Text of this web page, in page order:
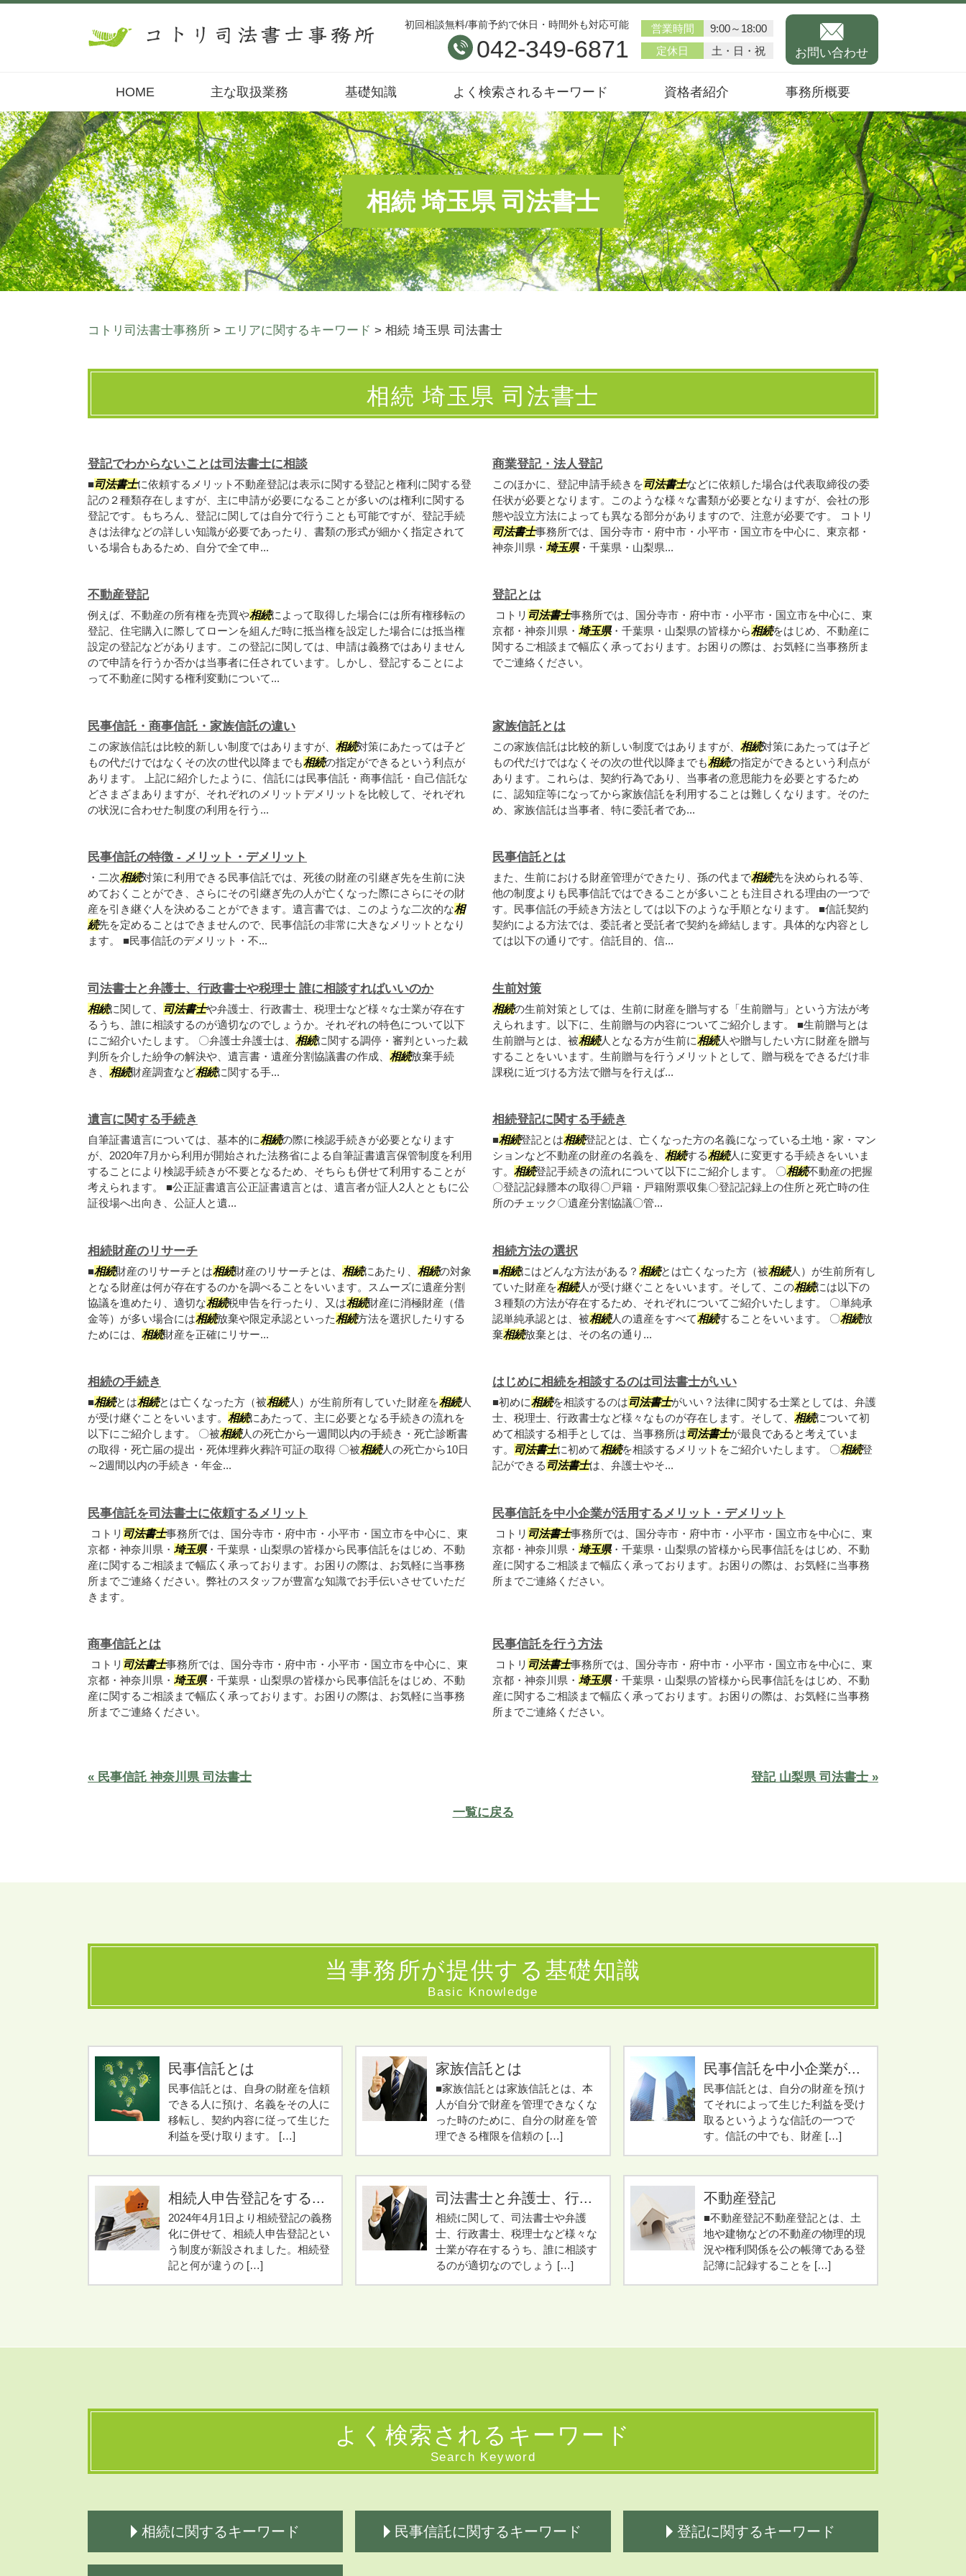
相続 埼玉県 司法書士
初回相談無料/事前予約で休日・時間外も対応可能
042-349-6871
営業時間
9:00～18:00
定休日
土・日・祝 お問い合わせ
HOME 主な取扱業務 基礎知識 よく検索されるキーワード 資格者紹介 事務所概要
コトリ司法書士事務所 > エリアに関するキーワード > 相続 埼玉県 司法書士
相続 埼玉県 司法書士
登記でわからないことは司法書士に相談
■司法書士に依頼するメリット不動産登記は表示に関する登記と権利に関する登
記の２種類存在しますが、主に申請が必要になることが多いのは権利に関する
登記です。もちろん、登記に関しては自分で行うことも可能ですが、登記手続
きは法律などの詳しい知識が必要であったり、書類の形式が細かく指定されて
いる場合もあるため、自分で全て申...
商業登記・法人登記
このほかに、登記申請手続きを司法書士などに依頼した場合は代表取締役の委
任状が必要となります。このような様々な書類が必要となりますが、会社の形
態や設立方法によっても異なる部分がありますので、注意が必要です。 コトリ
司法書士事務所では、国分寺市・府中市・小平市・国立市を中心に、東京都・
神奈川県・ 埼玉県・千葉県・山梨県...
不動産登記
例えば、不動産の所有権を売買や相続によって取得した場合には所有権移転の
登記、住宅購入に際してローンを組んだ時に抵当権を設定した場合には抵当権
設定の登記などがあります。この登記に関しては、申請は義務ではありません
ので申請を行うか否かは当事者に任されています。しかし、登記することによ
って不動産に関する権利変動について...
登記とは
コトリ 司法書士事務所では、国分寺市・府中市・小平市・国立市を中心に、東
京都・神奈川県・ 埼玉県・千葉県・山梨県の皆様から相続をはじめ、不動産に
関するご相談まで幅広く承っております。お困りの際は、お気軽に当事務所ま
でご連絡ください。
民事信託・商事信託・家族信託の違い
この家族信託は比較的新しい制度ではありますが、 相続対策にあたっては子ど
もの代だけではなくその次の世代以降までも相続の指定ができるという利点が
あります。 上記に紹介したように、信託には民事信託・商事信託・自己信託な
どさまざまありますが、それぞれのメリットデメリットを比較して、それぞれ
の状況に合わせた制度の利用を行う...
家族信託とは
この家族信託は比較的新しい制度ではありますが、 相続対策にあたっては子ど
もの代だけではなくその次の世代以降までも相続の指定ができるという利点が
あります。これらは、契約行為であり、当事者の意思能力を必要とするため
に、認知症等になってから家族信託を利用することは難しくなります。そのた
め、家族信託は当事者、特に委託者であ...
民事信託の特徴 - メリット・デメリット
・二次相続対策に利用できる民事信託では、死後の財産の引継ぎ先を生前に決
めておくことができ、さらにその引継ぎ先の人が亡くなった際にさらにその財
産を引き継ぐ人を決めることができます。遺言書では、このような二次的な相
続先を定めることはできませんので、民事信託の非常に大きなメリットとなり
ます。 ■民事信託のデメリット・不...
民事信託とは
また、生前における財産管理ができたり、孫の代まで相続先を決められる等、
他の制度よりも民事信託ではできることが多いことも注目される理由の一つで
す。民事信託の手続き方法としては以下のような手順となります。 ■信託契約
契約による方法では、委託者と受託者で契約を締結します。具体的な内容とし
ては以下の通りです。信託目的、信...
司法書士と弁護士、行政書士や税理士 誰に相談すればいいのか
相続に関して、 司法書士や弁護士、行政書士、税理士など様々な士業が存在す
るうち、誰に相談するのが適切なのでしょうか。それぞれの特色について以下
にご紹介いたします。 〇弁護士弁護士は、 相続に関する調停・審判といった裁
判所を介した紛争の解決や、遺言書・遺産分割協議書の作成、 相続放棄手続
き、 相続財産調査など相続に関する手...
生前対策
相続の生前対策としては、生前に財産を贈与する「生前贈与」という方法が考
えられます。以下に、生前贈与の内容についてご紹介します。 ■生前贈与とは
生前贈与とは、被相続人となる方が生前に相続人や贈与したい方に財産を贈与
することをいいます。生前贈与を行うメリットとして、贈与税をできるだけ非
課税に近づける方法で贈与を行えば...
遺言に関する手続き
自筆証書遺言については、基本的に相続の際に検認手続きが必要となります
が、2020年7月から利用が開始された法務省による自筆証書遺言保管制度を利用
することにより検認手続きが不要となるため、そちらも併せて利用することが
考えられます。 ■公正証書遺言公正証書遺言とは、遺言者が証人2人とともに公
証役場へ出向き、公証人と遺...
相続登記に関する手続き
■相続登記とは相続登記とは、亡くなった方の名義になっている土地・家・マン
ションなど不動産の財産の名義を、 相続する相続人に変更する手続きをいいま
す。 相続登記手続きの流れについて以下にご紹介します。 〇相続不動産の把握
〇登記記録謄本の取得〇戸籍・戸籍附票収集〇登記記録上の住所と死亡時の住
所のチェック〇遺産分割協議〇管...
相続財産のリサーチ
■相続財産のリサーチとは相続財産のリサーチとは、 相続にあたり、 相続の対象
となる財産は何が存在するのかを調べることをいいます。スムーズに遺産分割
協議を進めたり、適切な相続税申告を行ったり、又は相続財産に消極財産（借
金等）が多い場合には相続放棄や限定承認といった相続方法を選択したりする
ためには、 相続財産を正確にリサー...
相続方法の選択
■相続にはどんな方法がある？ 相続とは亡くなった方（被相続人）が生前所有し
ていた財産を相続人が受け継ぐことをいいます。そして、この相続には以下の
３種類の方法が存在するため、それぞれについてご紹介いたします。 〇単純承
認単純承認とは、被相続人の遺産をすべて相続することをいいます。 〇相続放
棄相続放棄とは、その名の通り...
相続の手続き
■相続とは相続とは亡くなった方（被相続人）が生前所有していた財産を相続人
が受け継ぐことをいいます。 相続にあたって、主に必要となる手続きの流れを
以下にご紹介します。 〇被相続人の死亡から一週間以内の手続き・死亡診断書
の取得・死亡届の提出・死体埋葬火葬許可証の取得 〇被相続人の死亡から10日
～2週間以内の手続き・年金...
はじめに相続を相談するのは司法書士がいい
■初めに相続を相談するのは司法書士がいい？法律に関する士業としては、弁護
士、税理士、行政書士など様々なものが存在します。そして、 相続について初
めて相談する相手としては、当事務所は司法書士が最良であると考えていま
す。
司法書士に初めて相続を相談するメリットをご紹介いたします。 〇相続登
記ができる 司法書士は、弁護士やそ...
民事信託を司法書士に依頼するメリット
コトリ 司法書士事務所では、国分寺市・府中市・小平市・国立市を中心に、東
京都・神奈川県・ 埼玉県・千葉県・山梨県の皆様から民事信託をはじめ、不動
産に関するご相談まで幅広く承っております。お困りの際は、お気軽に当事務
所までご連絡ください。弊社のスタッフが豊富な知識でお手伝いさせていただ
きます。
民事信託を中小企業が活用するメリット・デメリット
コトリ 司法書士事務所では、国分寺市・府中市・小平市・国立市を中心に、東
京都・神奈川県・ 埼玉県・千葉県・山梨県の皆様から民事信託をはじめ、不動
産に関するご相談まで幅広く承っております。お困りの際は、お気軽に当事務
所までご連絡ください。
商事信託とは
コトリ 司法書士事務所では、国分寺市・府中市・小平市・国立市を中心に、東
京都・神奈川県・ 埼玉県・千葉県・山梨県の皆様から民事信託をはじめ、不動
産に関するご相談まで幅広く承っております。お困りの際は、お気軽に当事務
所までご連絡ください。
民事信託を行う方法
コトリ 司法書士事務所では、国分寺市・府中市・小平市・国立市を中心に、東
京都・神奈川県・ 埼玉県・千葉県・山梨県の皆様から民事信託をはじめ、不動
産に関するご相談まで幅広く承っております。お困りの際は、お気軽に当事務
所までご連絡ください。
« 民事信託 神奈川県 司法書士 登記 山梨県 司法書士 »
一覧に戻る
当事務所が提供する基礎知識
Basic Knowledge
民事信託とは
民事信託とは、自身の財産を信頼
できる人に預け、名義をその人に
移転し、契約内容に従って生じた
利益を受け取ります。 […]
家族信託とは
■家族信託とは家族信託とは、本
人が自分で財産を管理できなくな
った時のために、自分の財産を管
理できる権限を信頼の […]
民事信託を中小企業が...
民事信託とは、自分の財産を預け
てそれによって生じた利益を受け
取るというような信託の一つで
す。信託の中でも、財産 […]
相続人申告登記をする...
2024年4月1日より相続登記の義務
化に併せて、相続人申告登記とい
う制度が新設されました。相続登
記と何が違うの […]
司法書士と弁護士、行...
相続に関して、司法書士や弁護
士、行政書士、税理士など様々な
士業が存在するうち、誰に相談す
るのが適切なのでしょう […]
不動産登記
■不動産登記不動産登記とは、土
地や建物などの不動産の物理的現
況や権利関係を公の帳簿である登
記簿に記録することを […]
よく検索されるキーワード
Search Keyword
相続に関するキーワード 民事信託に関するキーワード 登記に関するキーワード